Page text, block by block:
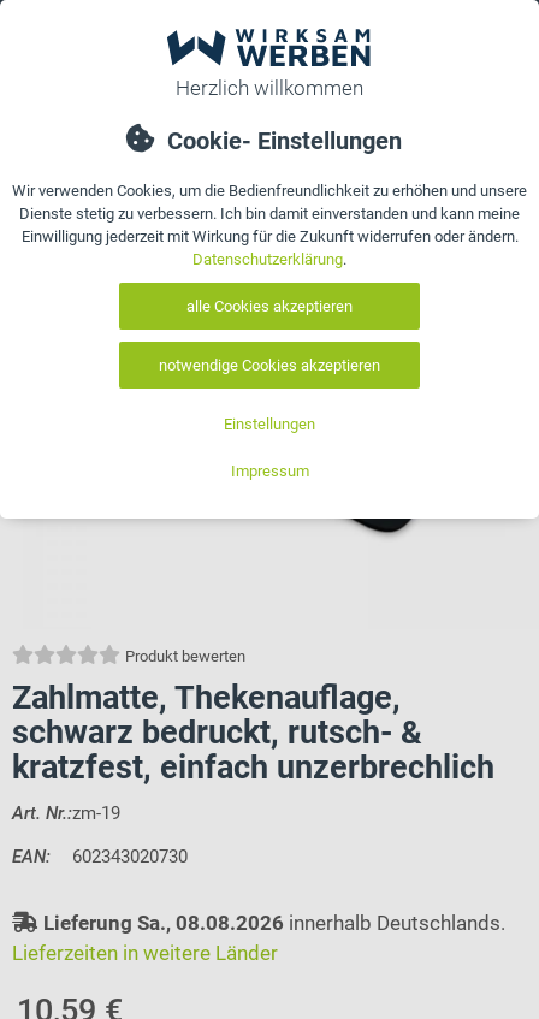
Produkt bewerten
Zahlmatte, Thekenauflage,
schwarz bedruckt, rutsch- &
kratzfest, einfach unzerbrechlich
Art. Nr.:zm-19
EAN: 602343020730
Lieferung Sa., 08.08.2026 innerhalb Deutschlands.
Lieferzeiten in weitere Länder
10,59 €
Details Bewertungen Kontakt